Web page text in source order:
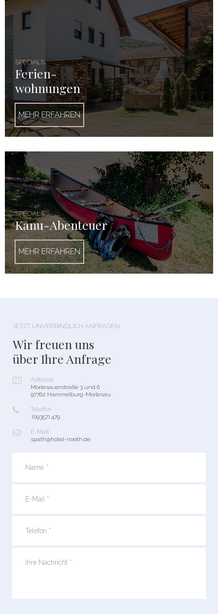
SPECIALS
Ferien-
wohnungen
MEHR ERFAHREN
SPECIALS
Kanu-Abenteuer
MEHR ERFAHREN
JETZT UNVERBINDLICH ANFRAGEN
Wir freuen uns
über Ihre Anfrage
 Adresse
Morlesauerstraße 3 und 6
97762 Hammelburg-Morlesau
 Telefon
(09357) 479
 E-Mail
spath@hotel-noeth.de